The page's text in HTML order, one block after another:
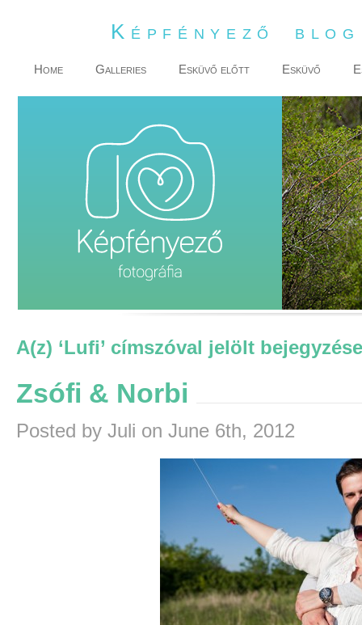
Képfényező
Home Galleries Esküvő előtt Esküvő
A(z) ‘Lufi’ címszóval jelölt
Zsófi & Norbi
Posted by Juli on June 6th, 2012